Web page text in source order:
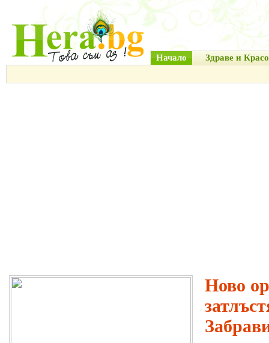
Начало Здраве и
Ново